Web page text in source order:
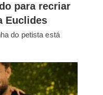
para recriar
Euclides
do petista está